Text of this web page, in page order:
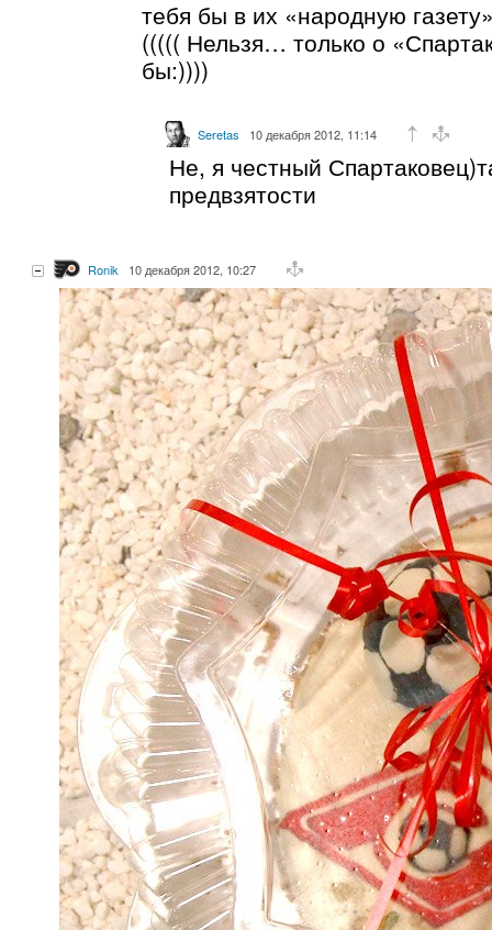
тебя бы в их «народную
((((( Нельзя… только о
бы:))))
Seretas 10 декабря 2012, 11:14
Не, я честный
предвзятости
Ronik 10 декабря 2012, 10:27